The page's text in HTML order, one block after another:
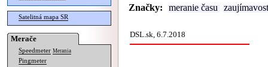
Satelitná mapa SR
Merače
Speedmeter Merania
Pingmeter
Značky: meranie času
DSL.sk, 6.7.2018